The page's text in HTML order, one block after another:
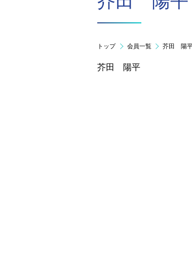
トップ 会員一覧 芥田 陽
芥田 陽平